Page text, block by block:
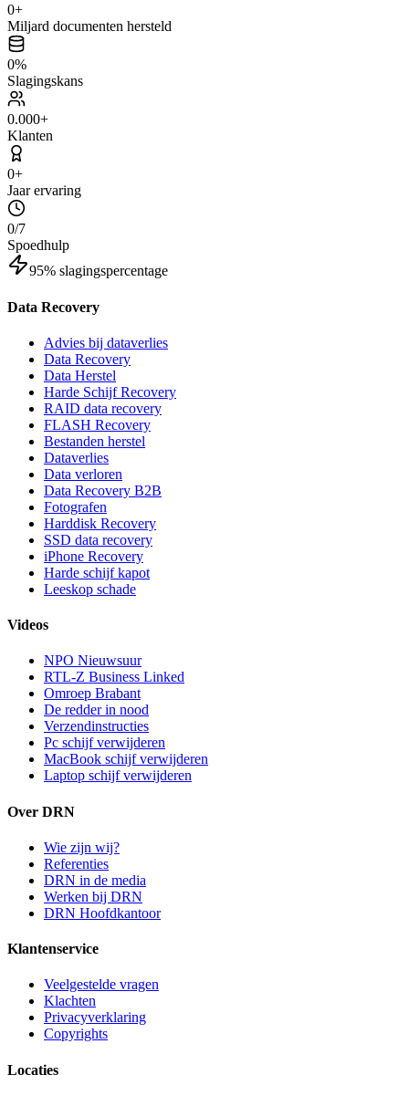
0+
Miljard documenten hersteld
0%
Slagingskans
0.000+
Klanten
0+
Jaar ervaring
0/7
Spoedhulp
95% slagingspercentage
Data Recovery
Advies bij dataverlies
Data Recovery
Data Herstel
Harde Schijf Recovery
RAID data recovery
FLASH Recovery
Bestanden herstel
Dataverlies
Data verloren
Data Recovery B2B
Fotografen
Harddisk Recovery
SSD data recovery
iPhone Recovery
Harde schijf kapot
Leeskop schade
Videos
NPO Nieuwsuur
RTL-Z Business Linked
Omroep Brabant
De redder in nood
Verzendinstructies
Pc schijf verwijderen
MacBook schijf verwijderen
Laptop schijf verwijderen
Over DRN
Wie zijn wij?
Referenties
DRN in de media
Werken bij DRN
DRN Hoofdkantoor
Klantenservice
Veelgestelde vragen
Klachten
Privacyverklaring
Copyrights
Locaties